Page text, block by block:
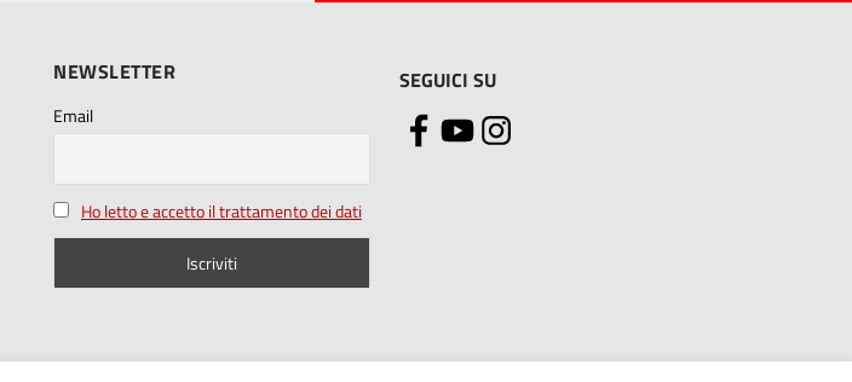
NEWSLETTER
Email
Ho letto e accetto il trattamento dei dati
SEGUICI SU